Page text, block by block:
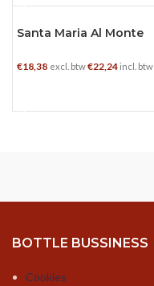
0.7 L
Santa Maria Al Monte
€18,38 excl. btw€22,24 incl. btw
BOTTLE BUSSINESS
Cookies